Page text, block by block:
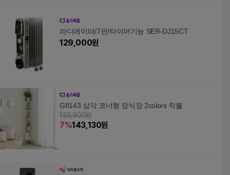
라디에이터/7핀/타이머기능 SER-DJ15CT
129,000원
G8143 삼각 코너형 장식장 2colors 착불
153,900원
7%143,130원